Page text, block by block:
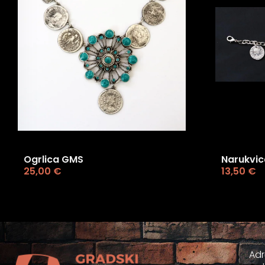
Ogrlica GMS
25,00 €
13,50 €